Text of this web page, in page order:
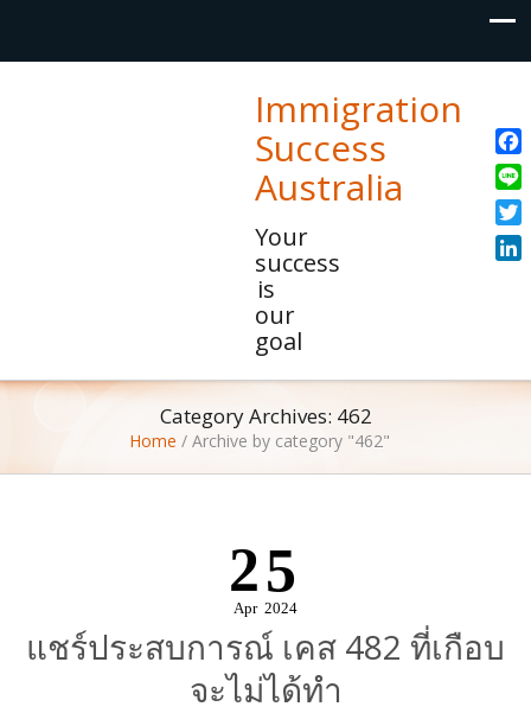
Immigration
Success
Australia
Your
success
is
our
goal
Category Archives: 462
Home / Archive by category "462"
25
Apr 2024
แชร์ประสบการณ์ เคส 482 ที่เกือบ
จะไม่ได้ทำ
Line